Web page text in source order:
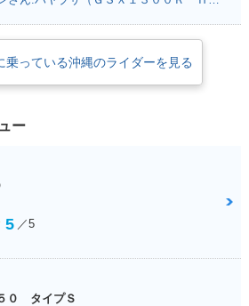
乗っている沖縄のライダーを見る
ー
5 ／5
０ タイプＳ